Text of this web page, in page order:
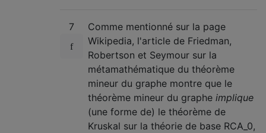
7
Comme mentionné sur la page
Wikipedia, l'article de Friedman,
Robertson et Seymour sur la
métamathématique du théorème
mineur du graphe montre que le
théorème mineur du graphe implique
(une forme de) le théorème de
Kruskal sur la théorie de base RCA_0,